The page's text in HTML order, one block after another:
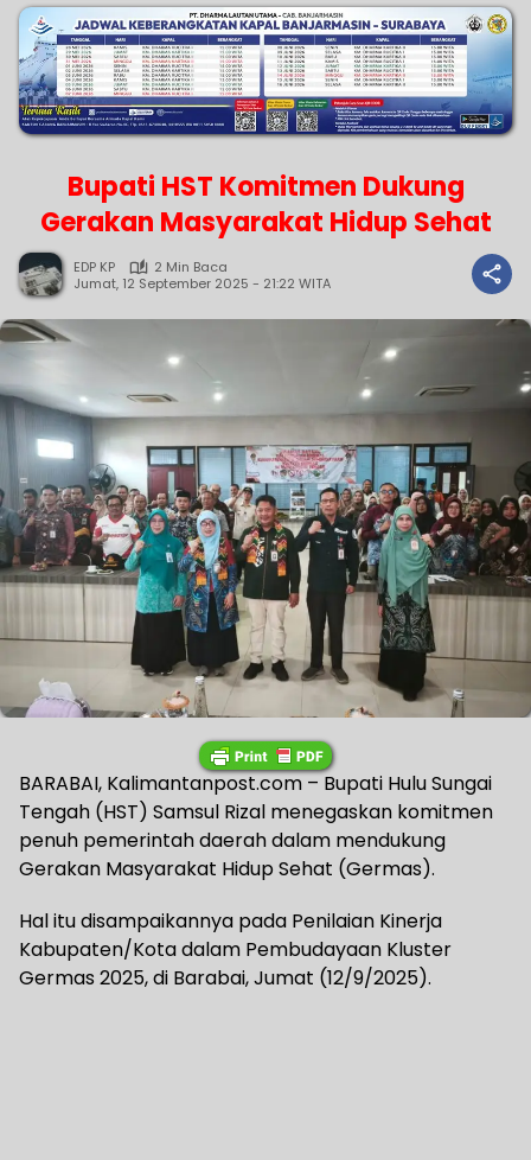
Bupati HST Komitmen Dukung
Gerakan Masyarakat Hidup Sehat
EDP KP
2 Min Baca
Jumat, 12 September 2025 - 21:22 WITA
BARABAI, Kalimantanpost.com – Bupati Hulu Sungai
Tengah (HST) Samsul Rizal menegaskan komitmen
penuh pemerintah daerah dalam mendukung
Gerakan Masyarakat Hidup Sehat (Germas).
Hal itu disampaikannya pada Penilaian Kinerja
Kabupaten/Kota dalam Pembudayaan Kluster
Germas 2025, di Barabai, Jumat (12/9/2025).